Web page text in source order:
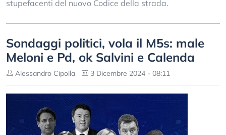
stupefacenti del nuovo Codice della strada.
Sondaggi politici, vola il M5s: male
Meloni e Pd, ok Salvini e Calenda
Alessandro Cipolla 3 Dicembre 2024 - 08:11